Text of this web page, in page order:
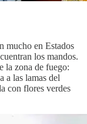
mucho en Estados
los mandos.
la zona de fuego:
a las lamas del
con flores verdes